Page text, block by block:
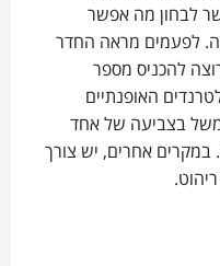
לבחון מה אפשר
לפעמים מראה החדר
להכניס מספר
האופנתיים
בצביעה של אחד
במקרים אחרים, יש צורך